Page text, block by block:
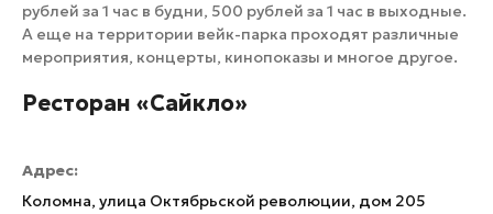
рублей за 1 час в будни, 500 рублей за 1 час в выходные.
А еще на территории вейк-парка проходят различные
мероприятия, концерты, кинопоказы и многое другое.
Ресторан «Сайкло»
Адрес:
Коломна, улица Октябрьской революции, дом 205